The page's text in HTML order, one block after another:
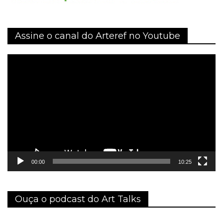
Assine o canal do Arteref no Youtube
00:00 10:25
Ouça o podcast do Art Talks